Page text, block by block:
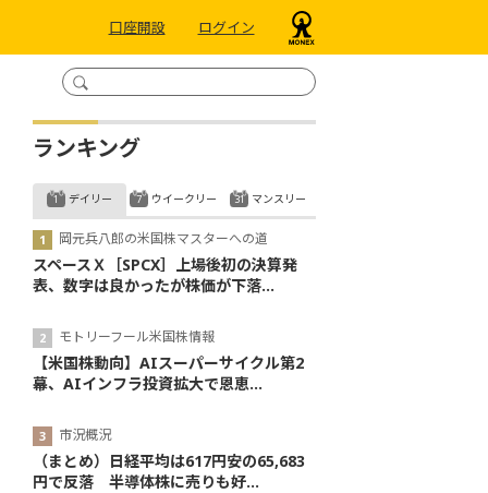
口座開設 ログイン
ランキング
デイリー
岡元兵八郎の米国株マスターへの道
スペースＸ［SPCX］上場後初の決算発
表、数字は良かったが株価が下落...
モトリーフール米国株情報
【米国株動向】AIスーパーサイクル第2
幕、AIインフラ投資拡大で恩恵...
市況概況
（まとめ）日経平均は617円安の65,683
円で反落 半導体株に売りも好...
ウイークリー マンスリー